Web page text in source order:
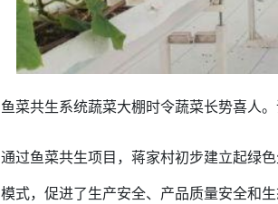
鱼菜共生系统蔬菜大棚时令蔬菜长势喜人
通过鱼菜共生项目，蒋家村初步建立起绿
模式，促进了生产安全、产品质量安全和